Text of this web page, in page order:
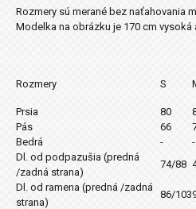
Rozmery sú merané bez naťahovania
Modelka na obrázku je 170 cm vysoká
Rozmery S
Prsia 80
Pás
66
Bedrá
- -
Dl. od podpazušia (predná
/zadná strana)
74/88
Dl. od ramena (predná /zadná
strana)
86/103